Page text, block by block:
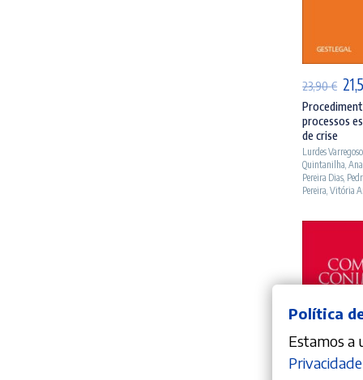
23,90€ O
era:
processos
de crise
Lurdes
Quintanilha,
Pereira Dias,
Pereira,Vitória
Política
Estamos a
Privacidade